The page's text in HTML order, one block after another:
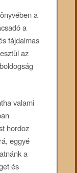
a
a
fájdalmas
az
valami
hordoz
eggyé
a
és